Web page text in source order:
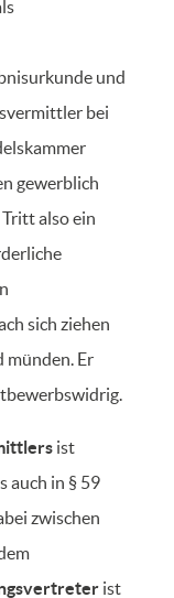
und
bei
gewerblich
also ein
sich ziehen
münden. Er
ist
auch in § 59
zwischen
ist